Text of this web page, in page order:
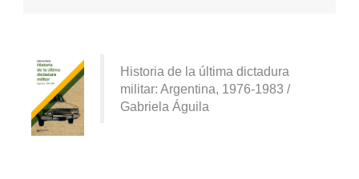
Historia de la última dictadura
militar: Argentina, 1976-1983 /
Gabriela Águila